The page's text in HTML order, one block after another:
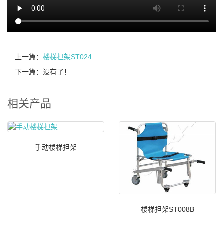
上一篇： 楼梯担架ST024
下一篇：没有了！
相关产品
手动楼梯担架
楼梯担架ST008B